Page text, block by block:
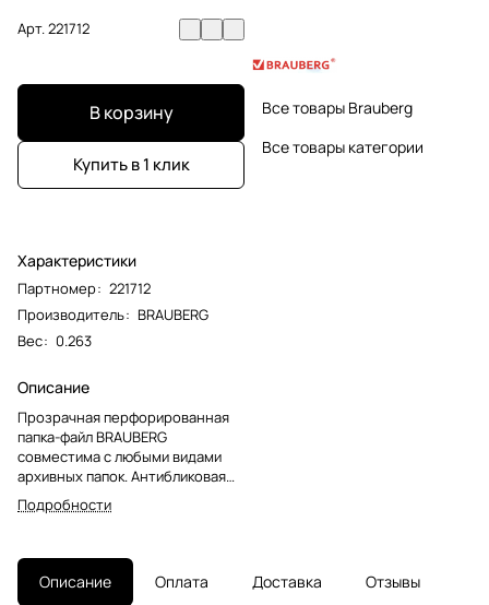
Арт.221712
В корзину
Купить в 1 клик
Характеристики
Партномер: 221712
Производитель: BRAUBERG
Вес: 0.263
Описание
Прозрачная перфорированная
папка-файл BRAUBERG
совместима с любыми видами
архивных папок. Антибликовая
поверхность «апельсиновая
корка» позволяет копировать
папки.Перфопапки формата А4 с
вертикальным размещением
содержат универсальную
Подробности
Все товары Brauberg
Все товары категории
Описание Оплата Доставка Отзывы